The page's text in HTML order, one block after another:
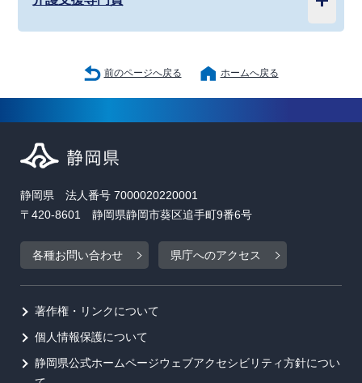
前のページへ戻る ホームへ戻る
静岡県 法人番号 7000020220001
〒420-8601 静岡県静岡市葵区追手町9番6号
各種お問い合わせ 県庁へのアクセス
著作権・リンクについて
個人情報保護について
静岡県公式ホームページウェブアクセシビリティ方針につい